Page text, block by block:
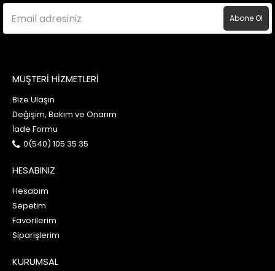
Abone Ol
MÜŞTERİ HİZMETLERİ
Bize Ulaşın
Değişim, Bakım ve Onarım
İade Formu
0(540) 105 35 35
HESABINIZ
Hesabım
Sepetim
Favorilerim
Siparişlerim
KURUMSAL